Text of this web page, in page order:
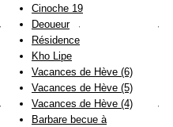
Cinoche 19
Deoueur
Résidence
Kho Lipe
Vacances de Hève (6)
Vacances de Hève (5)
Vacances de Hève (4)
Barbare becue à